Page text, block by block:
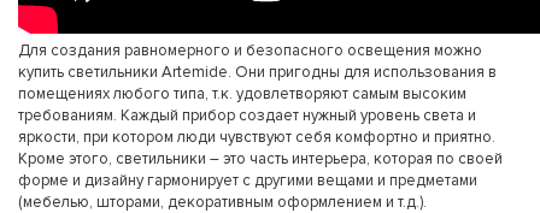
Для создания равномерного и безопасного освещения можно
купить светильники Artemide. Они пригодны для использования в
помещениях любого типа, т.к. удовлетворяют самым высоким
требованиям. Каждый прибор создает нужный уровень света и
яркости, при котором люди чувствуют себя комфортно и приятно.
Кроме этого, светильники – это часть интерьера, которая по своей
форме и дизайну гармонирует с другими вещами и предметами
(мебелью, шторами, декоративным оформлением и т.д.).